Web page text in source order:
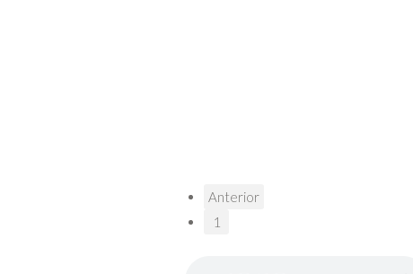
Anterior
1